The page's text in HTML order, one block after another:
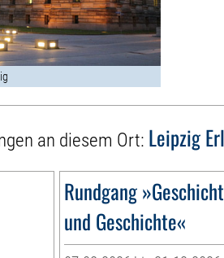
an diesem Ort: Leipzig
Rundgang
und Geschichte«